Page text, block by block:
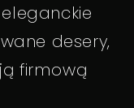
desery,
firmową